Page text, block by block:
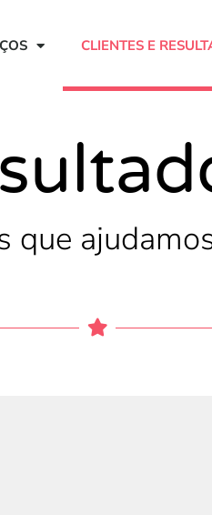
CLIENTES E
que